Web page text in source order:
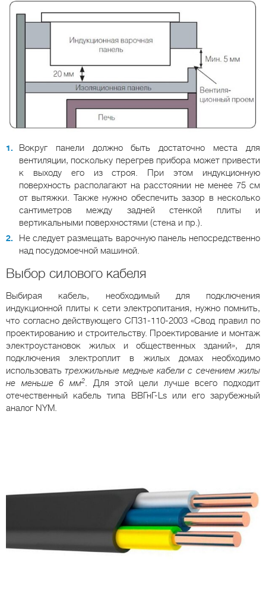
Вокруг панели должно быть достаточно места для
вентиляции, поскольку перегрев прибора может привести
к выходу его из строя. При этом индукционную
поверхность располагают на расстоянии не менее 75 см
от вытяжки. Также нужно обеспечить зазор в несколько
сантиметров между задней стенкой плиты и
вертикальными поверхностями (стена и пр.).
Не следует размещать варочную панель непосредственно
над посудомоечной машиной.
Выбор силового кабеля
Выбирая кабель, необходимый для подключения
индукционной плиты к сети электропитания, нужно помнить,
что согласно действующего СП31-110-2003 «Свод правил по
проектированию и строительству. Проектирование и монтаж
электроустановок жилых и общественных зданий», для
подключения электроплит в жилых домах необходимо
использоватьтрехжильные медные кабели с сечением жилы
не меньше 6 мм2. Для этой цели лучше всего подходит
отечественный кабель типа ВВГнГ-Ls или его зарубежный
аналог NYM.